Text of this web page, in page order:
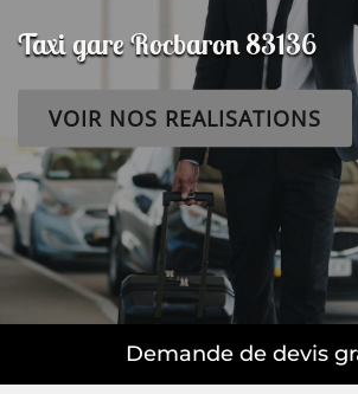
Taxi gare Rocbaron 83136
VOIR NOS REALISATIONS
Demande de devis